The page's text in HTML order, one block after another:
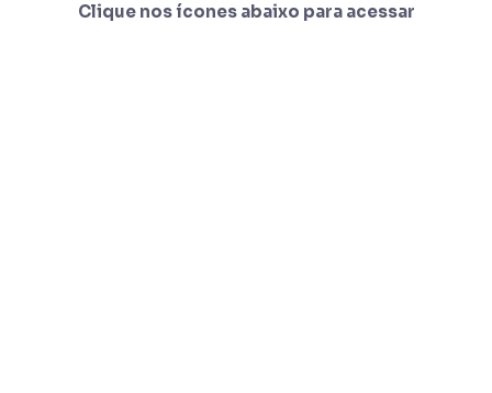
Clique nos ícones abaixo para acessar